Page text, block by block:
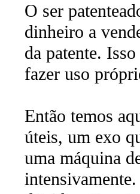
O ser
dinheiro a
da patente.
fazer uso
Então temos
úteis, um exo
uma máquina